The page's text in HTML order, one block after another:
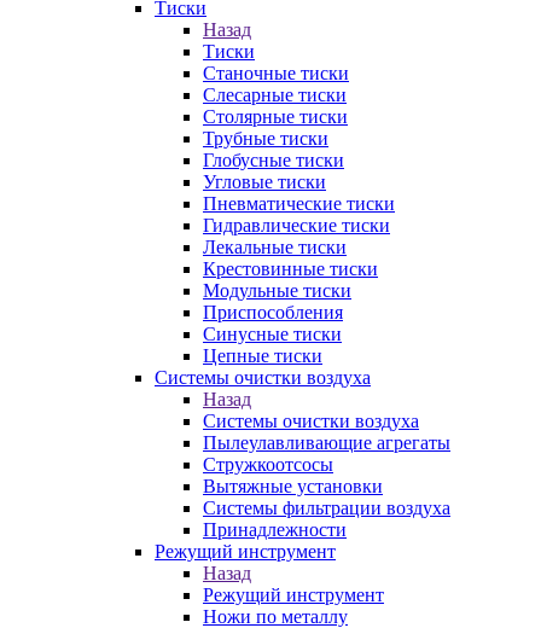
Тиски
Назад
Тиски
Станочные тиски
Слесарные тиски
Столярные тиски
Трубные тиски
Глобусные тиски
Угловые тиски
Пневматические тиски
Гидравлические тиски
Лекальные тиски
Крестовинные тиски
Модульные тиски
Приспособления
Синусные тиски
Цепные тиски
Системы очистки воздуха
Назад
Системы очистки воздуха
Пылеулавливающие агрегаты
Стружкоотсосы
Вытяжные установки
Системы фильтрации воздуха
Принадлежности
Режущий инструмент
Назад
Режущий инструмент
Ножи по металлу